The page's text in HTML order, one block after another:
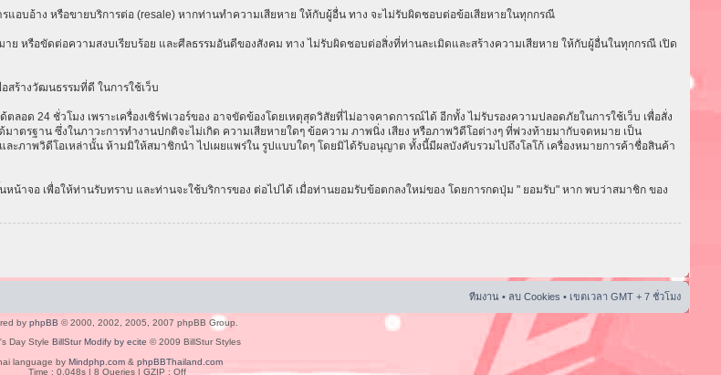
แอบอ้าง หรือขายบริการต่อ (resale) หากท่านทำความเสียหาย ให้กับผู้อื่น ทาง จะไม่รับผิดชอบต่อข้อเสียหายในทุกกรณี
หรือขัดต่อความสงบเรียบร้อย และศีลธรรมอันดีของสังคม ทาง ไม่รับผิดชอบต่อสิ่งที่ท่านละเมิดและสร้างความเสียหาย ให้กับผู้อื่นในทุกกรณี เปิด
สร้างวัฒนธรรมที่ดี ในการใช้เว็บ
อด 24 ชั่วโมง เพราะเครื่องเซิร์ฟเวอร์ของ อาจขัดข้องโดยเหตุสุดวิสัยที่ไม่อาจคาดการณ์ได้ อีกทั้ง ไม่รับรองความปลอดภัยในการใช้เว็บ เพื่อสั่ง
ตรฐาน ซึ่งในภาวะการทำงานปกติจะไม่เกิด ความเสียหายใดๆ ข้อความ ภาพนิ่ง เสียง หรือภาพวิดีโอต่างๆ ที่พ่วงท้ายมากับจดหมาย เป็น
ะภาพวิดีโอเหล่านั้น ห้ามมิให้สมาชิกนำ ไปเผยแพร่ใน รูปแบบใดๆ โดยมิได้รับอนุญาต ทั้งนี้มีผลบังคับรวมไปถึงโลโก้ เครื่องหมายการค้าชื่อสินค้า
น้าจอ เพื่อให้ท่านรับทราบ และท่านจะใช้บริการของ ต่อไปได้ เมื่อท่านยอมรับข้อตกลงใหม่ของ โดยการกดปุ่ม " ยอมรับ" หาก พบว่าสมาชิก ของ
ทีมงาน • ลบ Cookies • เขตเวลา GMT + 7 ชั่วโมง
byphpBB © 2000, 2002, 2005, 2007 phpBB Group.
Day StyleBillStur Modify by ecite © 2009 BillStur Styles
language byMindphp.com &phpBBThailand.com
Time : 0.048s | 8 Queries | GZIP : Off